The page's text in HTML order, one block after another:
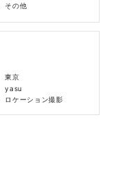
その他
東京
yasu
ロケーション撮影